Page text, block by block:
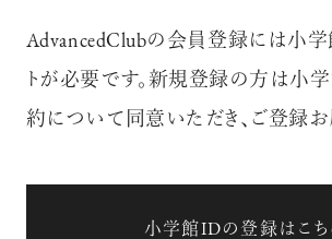
AdvancedClubの会員登録には小学
トが必要です。新規登録の方は小
約について同意いただき、ご登録お
小学館IDの登録はこち